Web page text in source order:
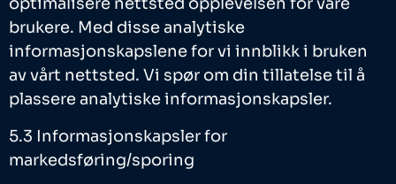
brukere. Med disse analytiske
informasjonskapslene for vi innblikk i bruken
av vårt nettsted. Vi spør om din tillatelse til å
plassere analytiske informasjonskapsler.
5.3 Informasjonskapsler for
markedsføring/sporing